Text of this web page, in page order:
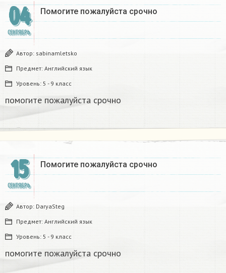
04
СЕНТЯБРЬ
Помогите пожалуйста срочно
Автор: sabinamletsko
Предмет: Английский язык
Уровень: 5 - 9 класс
помогите пожалуйста срочно
15
СЕНТЯБРЬ
Помогите пожалуйста срочно
Автор: DaryaSteg
Предмет: Английский язык
Уровень: 5 - 9 класс
помогите пожалуйста срочно